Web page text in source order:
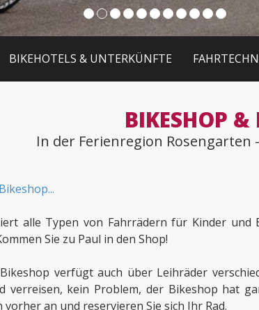
BIKEHOTELS & UNTERKÜNFTE
BIKESHOP &
In der Ferienregion Rosengarten
alle Typen von Fahrrädern für Kinder und
Sie zu Paul in den Shop!
verfügt auch über Leihräder
verreisen, kein Problem, der Bikeshop hat
vorher an und reservieren Sie sich Ihr Rad.